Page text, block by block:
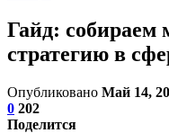
Гайд: собираем
стратегию в
Опубликовано Май 14,
0 202
Поделится